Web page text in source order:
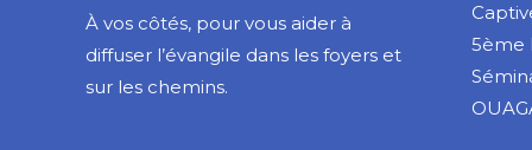
À vos côtés, pour vous aider à
diffuser l’évangile dans les foyers et
sur les chemins.
5ème